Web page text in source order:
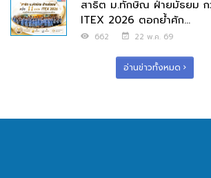
สาธิต ม.ทักษิณ ฝ่ายมัธยม ก
ITEX 2026 ตอกย้ำศัก...
662 22 พ.ค. 69
อ่านข่าวทั้งหมด